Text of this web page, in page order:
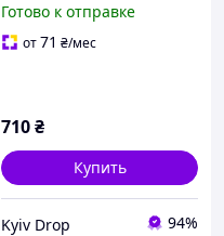
ходьбы+треккинг (пара)
красные
Готово к отправке
от71 ₴/мес
710₴
Купить
Kyiv Drop 94%